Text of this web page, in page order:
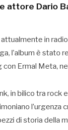
Dario
in
l’album è stato
Ermal Meta,
in bilico tra rock
l’urgenza
di storia della